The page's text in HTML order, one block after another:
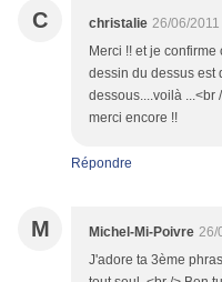
C christalie 26/06/
Merci !! et je
dessin du dessus est
dessous....voilà ...<br
merci encore !!
Répondre
M Michel-Mi-Poivre 26/
J'adore ta 3ème